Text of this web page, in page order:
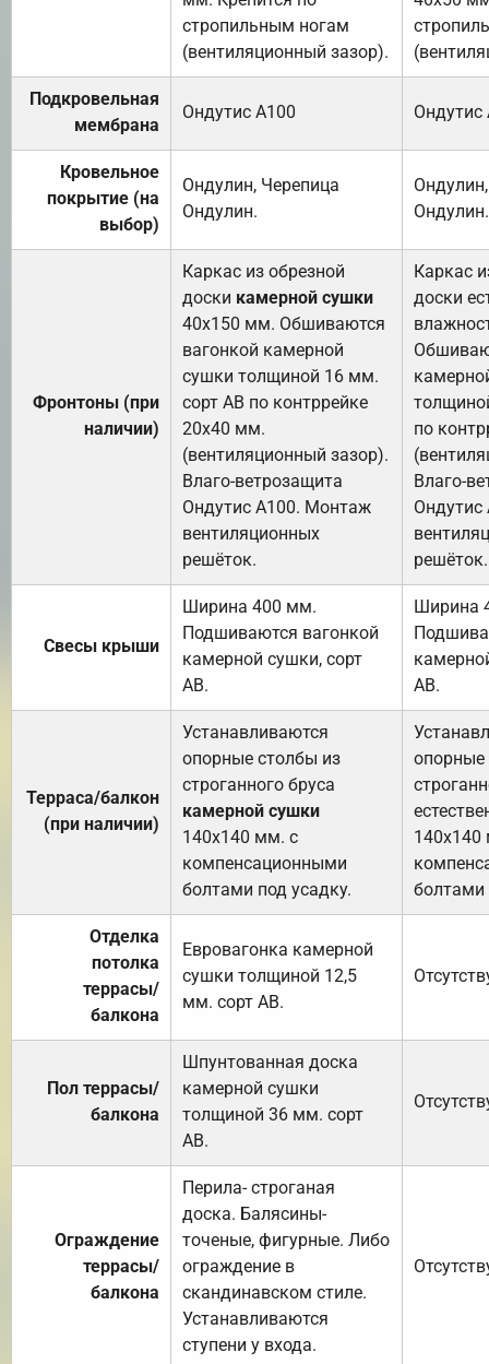
стропильным ногам
(вентиляционный зазор).
Подкровельная
мембрана
Ондутис А100 Ондутис
Кровельное
покрытие (на
выбор)
Ондулин, Черепица
Ондулин.
Ондулин.
Фронтоны (при
наличии)
Каркас из обрезной
доски камерной сушки
40х150 мм. Обшиваются
вагонкой камерной
сушки толщиной 16 мм.
сорт АВ по контррейке
20х40 мм.
(вентиляционный зазор).
Влаго-ветрозащита
Ондутис А100. Монтаж
вентиляционных
решёток.
Каркас
доски
по
Влаго-
решёток.
Свесы крыши
Ширина 400 мм.
Подшиваются вагонкой
камерной сушки, сорт
АВ.
Ширина
АВ.
Терраса/балкон
(при наличии)
Устанавливаются
опорные столбы из
строганного бруса
камерной сушки
140х140 мм. с
компенсационными
болтами под усадку.
опорные
140х140
болтами
Отделка
потолка
террасы/
балкона
Евровагонка камерной
сушки толщиной 12,5
мм. сорт АВ.
Пол террасы/
балкона
Шпунтованная доска
камерной сушки
толщиной 36 мм. сорт
АВ.
Ограждение
террасы/
балкона
Перила- строганая
доска. Балясины-
точеные, фигурные. Либо
ограждение в
скандинавском стиле.
Устанавливаются
ступени у входа.